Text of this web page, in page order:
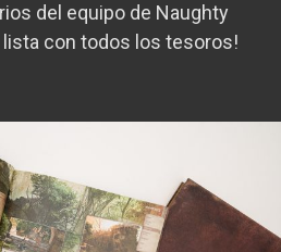
del equipo de Naughty
lista con todos los tesoros!